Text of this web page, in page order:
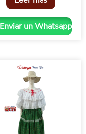
Enviar un Whatsapp